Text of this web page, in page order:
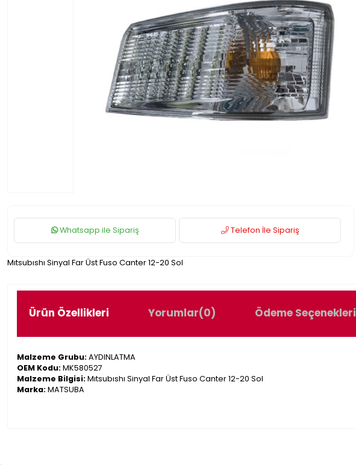
Whatsapp ile Sipariş Telefon İle Sipariş
Mıtsubıshı Sinyal Far Üst Fuso Canter 12-20 Sol
Ürün Özellikleri Yorumlar(0) Ödeme Seçenekleri
Malzeme Grubu:AYDINLATMA
OEM Kodu:MK580527
Malzeme Bilgisi:Mıtsubıshı Sinyal Far Üst Fuso Canter 12-20 Sol
Marka:MATSUBA